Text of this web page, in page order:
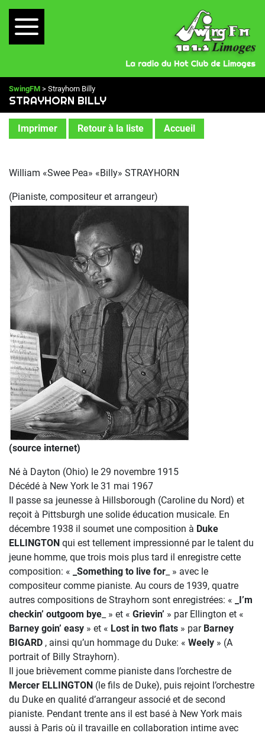
SwingFM > Strayhorn Billy
STRAYHORN BILLY
Imprimer Retour à la liste Accueil
William «Swee Pea» «Billy» STRAYHORN
(Pianiste, compositeur et arrangeur)
(source internet)
Né à Dayton (Ohio) le 29 novembre 1915
Décédé à New York le 31 mai 1967
Il passe sa jeunesse à Hillsborough (Caroline du Nord) et
reçoit à Pittsburgh une solide éducation musicale. En
décembre 1938 il soumet une composition à Duke
ELLINGTON qui est tellement impressionné par le talent du
jeune homme, que trois mois plus tard il enregistre cette
composition: «
_Something to live for _ » avec le
compositeur comme pianiste. Au cours de 1939, quatre
autres compositions de Strayhorn sont enregistrées: «
_I’m
checkin’ outgoom bye _ » et « Grievin’ » par Ellington et «
Barney goin’ easy » et « Lost in two flats » par Barney
BIGARD , ainsi qu’un hommage du Duke: « Weely » (A
portrait of Billy Strayhorn).
Il joue brièvement comme pianiste dans l’orchestre de
Mercer ELLINGTON (le fils de Duke), puis rejoint l’orchestre
du Duke en qualité d’arrangeur associé et de second
pianiste. Pendant trente ans il est basé à New York mais
aussi à Paris où il travaille en collaboration intime avec